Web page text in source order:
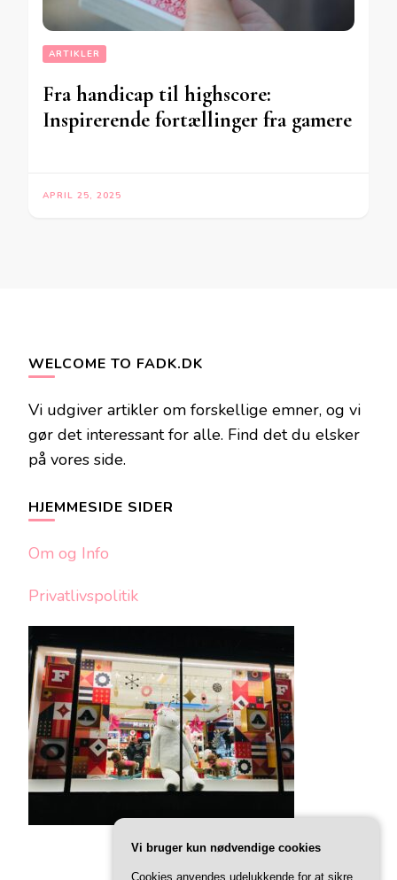
ARTIKLER
Fra handicap til highscore:
Inspirerende fortællinger fra gamere
APRIL 25, 2025
WELCOME TO FADK.DK
Vi udgiver artikler om forskellige emner, og vi
gør det interessant for alle. Find det du elsker
på vores side.
HJEMMESIDE SIDER
Om og Info
Privatlivspolitik
Vi bruger kun nødvendige cookies
Cookies anvendes udelukkende for at sikre,